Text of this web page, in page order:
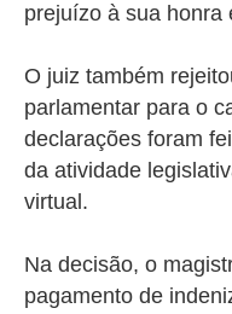
prejuízo à sua honra
O juiz também
parlamentar para o
declarações foram
da atividade
virtual.
Na decisão, o
pagamento de